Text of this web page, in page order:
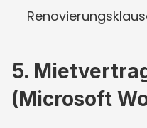
5.
(Microsoft